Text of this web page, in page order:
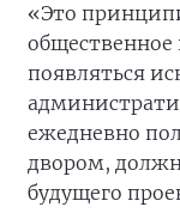
«Это
общественное
появляться
ежедневно
двором,
будущего